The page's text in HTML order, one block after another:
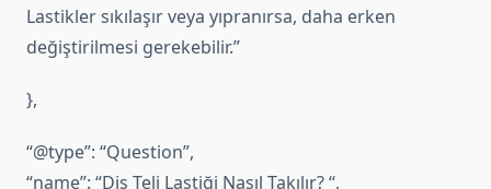
Lastikler sıkılaşır veya yıpranırsa, daha erken
değiştirilmesi gerekebilir.”
},
“@type”: “Question”,
“name”: “Diş Teli Lastiği Nasıl Takılır? “,